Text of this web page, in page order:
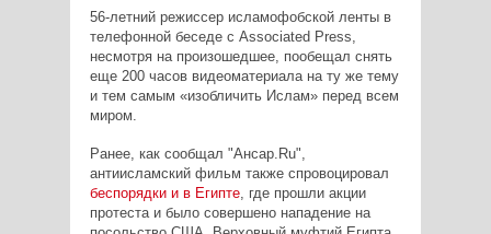
56-летний режиссер исламофобской ленты в
телефонной беседе с Associated Press,
несмотря на произошедшее, пообещал снять
еще 200 часов видеоматериала на ту же тему
и тем самым «изобличить Ислам» перед всем
миром.
Ранее, как сообщал "Ансар.Ru",
антиисламский фильм также спровоцировал
беспорядки и в Египте, где прошли акции
протеста и было совершено нападение на